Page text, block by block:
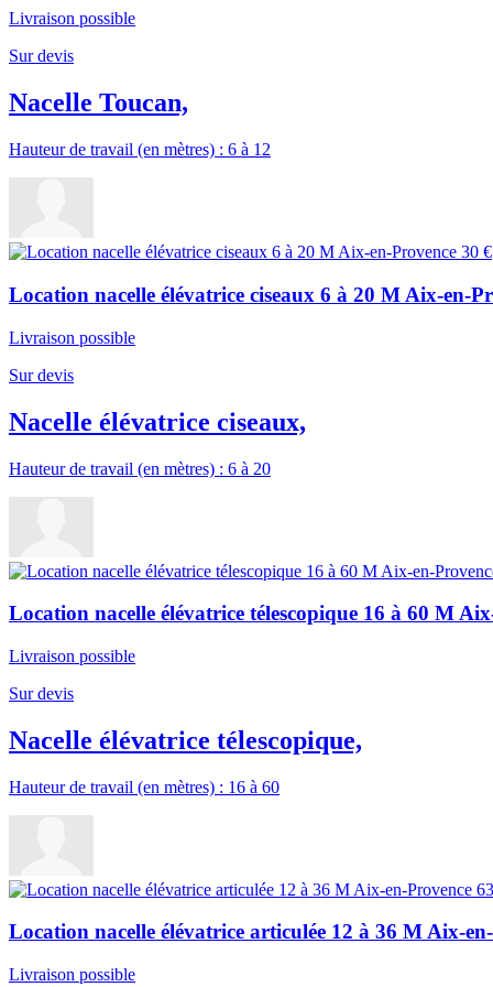
Livraison possible
Sur devis
Nacelle Toucan,
Hauteur de travail (en mètres) : 6 à 12
Location nacelle élévatrice ciseaux 6 à 20 M Aix-en-
Livraison possible
Sur devis
Nacelle élévatrice ciseaux,
Hauteur de travail (en mètres) : 6 à 20
Location nacelle élévatrice télescopique 16 à 60 M
Livraison possible
Sur devis
Nacelle élévatrice télescopique,
Hauteur de travail (en mètres) : 16 à 60
Location nacelle élévatrice articulée 12 à 36 M Aix-
Livraison possible